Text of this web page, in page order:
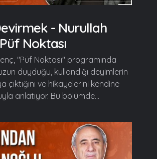
- Nurullah
Noktası
"Püf Noktası" programında
duyduğu, kullandığı deyimlerin
çıktığını ve hikayelerini kendine
anlatıyor. Bu bölümde...